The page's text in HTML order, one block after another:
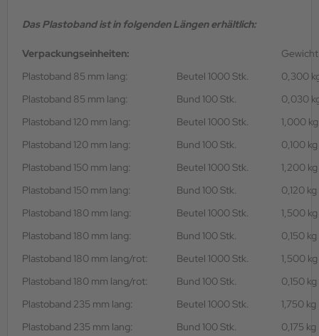
Das Plastoband ist in folgenden Längen erhältlich:
Verpackungseinheiten:
Plastoband 85 mm lang:
Beutel 1000 Stk.
0,300
Plastoband 85 mm lang:
Bund 100 Stk.
0,030
Plastoband 120 mm lang:
Beutel 1000 Stk.
1,000 kg
Plastoband 120 mm lang:
Bund 100 Stk.
0,100 kg
Plastoband 150 mm lang:
Beutel 1000 Stk.
1,200 kg
Plastoband 150 mm lang:
Bund 100 Stk.
0,120 kg
Plastoband 180 mm lang:
Beutel 1000 Stk.
1,500 kg
Plastoband 180 mm lang:
Bund 100 Stk.
0,150 kg
Plastoband 180 mm lang/rot:
Beutel 1000 Stk.
1,500 kg
Plastoband 180 mm lang/rot:
Bund 100 Stk.
0,150 kg
Plastoband 235 mm lang:
Beutel 1000 Stk.
1,750 kg
Plastoband 235 mm lang:
Bund 100 Stk.
0,175 kg